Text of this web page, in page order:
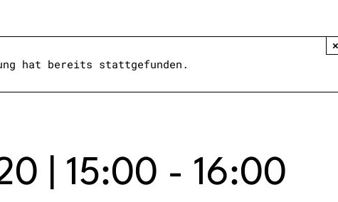
hat bereits stattgefunden.
×
| 15:00 - 16:00